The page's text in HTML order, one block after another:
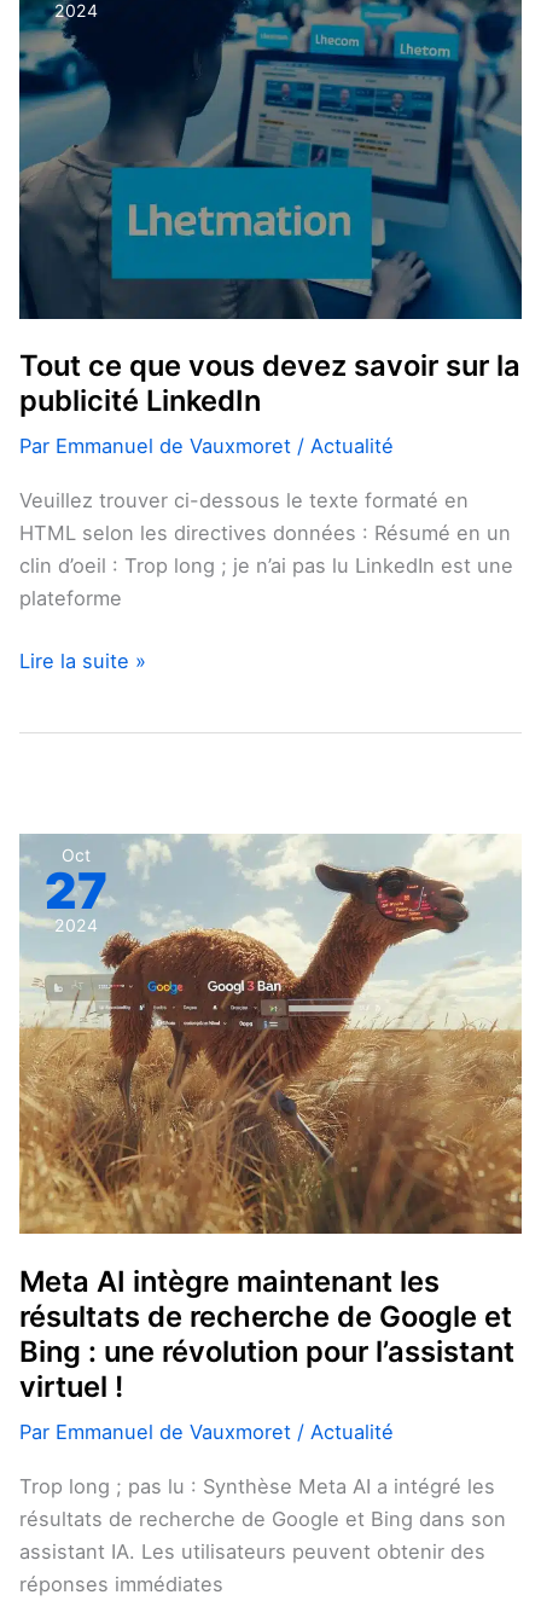
2024
Tout ce que vous devez savoir sur la
publicité LinkedIn
Par Emmanuel de Vauxmoret /Actualité
Veuillez trouver ci-dessous le texte formaté en
HTML selon les directives données : Résumé en un
clin d’oeil : Trop long ; je n’ai pas lu LinkedIn est une
plateforme
vous
devez
savoir
sur
la
publicité
LinkedIn
Lire la suite »
Oct
27
2024
Meta AI intègre maintenant les
résultats de recherche de Google et
Bing : une révolution pour l’assistant
virtuel !
Par Emmanuel de Vauxmoret / Actualité
Trop long ; pas lu : Synthèse Meta AI a intégré les
résultats de recherche de Google et Bing dans son
assistant IA. Les utilisateurs peuvent obtenir des
réponses immédiates
Meta
intègre
maintenant
les
résultats
de
recherche
de
Google
et
Bing
:
une
révolution
pour
l’assistant
virtuel
!